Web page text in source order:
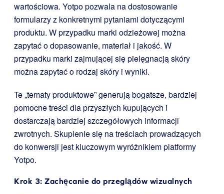
wartościowa. Yotpo pozwala na dostosowanie
formularzy z konkretnymi pytaniami dotyczącymi
produktu. W przypadku marki odzieżowej można
zapytać o dopasowanie, materiał i jakość. W
przypadku marki zajmującej się pielęgnacją skóry
można zapytać o rodzaj skóry i wyniki.
Te „tematy produktowe” generują bogatsze, bardziej
pomocne treści dla przyszłych kupujących i
dostarczają bardziej szczegółowych informacji
zwrotnych. Skupienie się na treściach prowadzących
do konwersji jest kluczowym wyróżnikiem platformy
Yotpo.
Krok 3: Zachęcanie do przeglądów wizualnych